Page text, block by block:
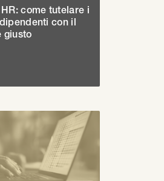
come tutelare i
con il
giusto